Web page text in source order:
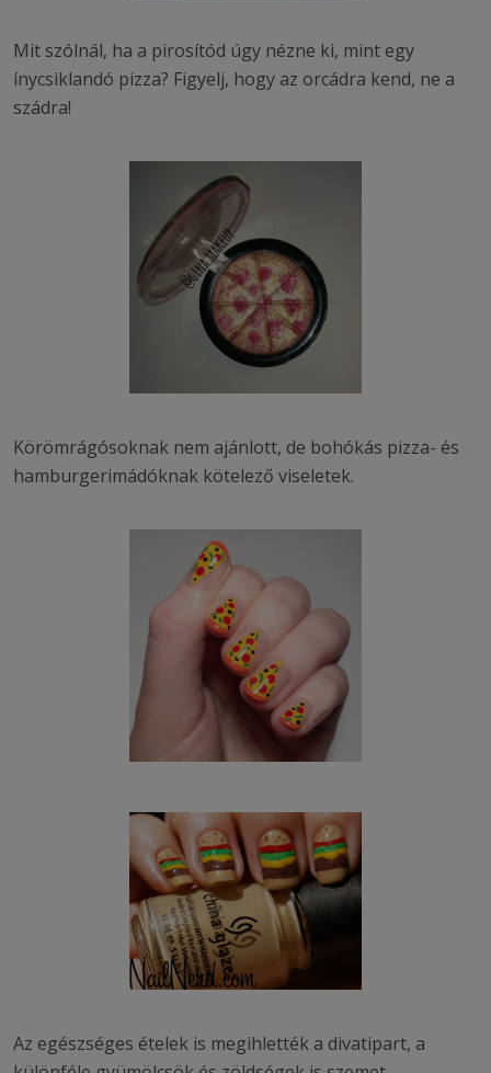
Mit szólnál, ha a pirosítód úgy nézne ki, mint egy
ínycsiklandó pizza? Figyelj, hogy az orcádra kend, ne a
szádra!
Körömrágósoknak nem ajánlott, de bohókás pizza- és
hamburgerimádóknak kötelező viseletek.
Az egészséges ételek is megihlették a divatipart, a